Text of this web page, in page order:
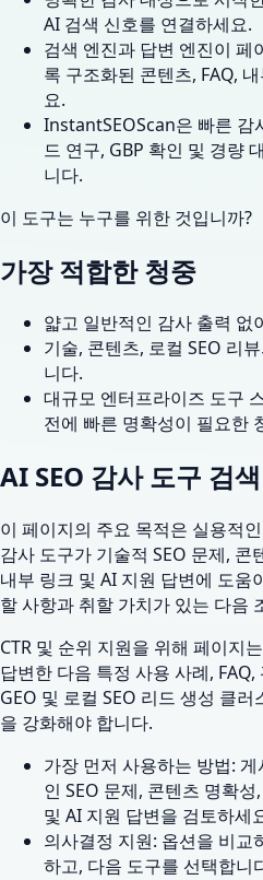
AI 검색 신호를 연결하세요.
검색 엔진과 답변 엔진이 페
록 구조화된 콘텐츠, FAQ,
요.
InstantSEOScan은 빠른 감
드 연구, GBP 확인 및 경량
니다.
이 도구는 누구를 위한 것입니까?
가장 적합한 청중
얇고 일반적인 감사 출력 없
기술, 콘텐츠, 로컬 SEO 리
니다.
대규모 엔터프라이즈 도구
전에 빠른 명확성이 필요한
AI SEO 감사 도구 검
이 페이지의 주요 목적은 실용적
감사 도구가 기술적 SEO 문제, 콘
내부 링크 및 AI 지원 답변에 도움
할 사항과 취할 가치가 있는 다음
CTR 및 순위 지원을 위해 페이지
답변한 다음 특정 사용 사례,
GEO 및 로컬 SEO 리드 생성 클
을 강화해야 합니다.
가장 먼저 사용하는 방법:
인 SEO 문제, 콘텐츠 명확
및 AI 지원 답변을 검토하세
의사결정 지원: 옵션을 비교
하고, 다음 도구를 선택합니